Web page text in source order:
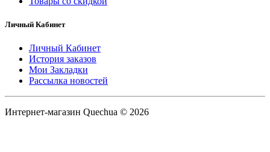
Личный Кабинет
Личный Кабинет
История заказов
Мои Закладки
Рассылка новостей
Интернет-магазин Quechua © 2026